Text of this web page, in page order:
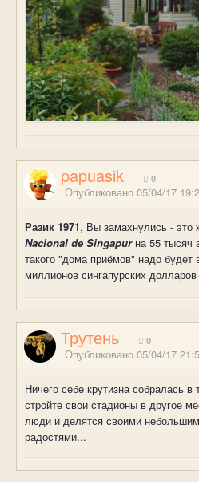
papuasik 0
Опубликовано 05/04/17
Разик 1971, Вы замахнулись - это
Nacional de Singapur на 55 тысяч
такого "дома приёмов" надо будет
миллионов сингапурских долларов
Трутень 0
Опубликовано 05/04/17
Ничего себе крутизна собралась
стройте свои стадионы в другое
люди и делятся своими
радостями...